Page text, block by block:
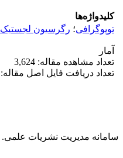
کلیدواژه‌ها
توپوگرافی؛ رگرسیون لجستیک
آمار
تعداد مشاهده مقاله: 3,624
تعداد دریافت فایل اصل مقاله: 2,134
سامانه مدیریت نشریات علمی.